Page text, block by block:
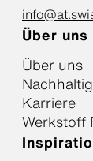
Über uns
Über uns
Karriere
Werkstoff